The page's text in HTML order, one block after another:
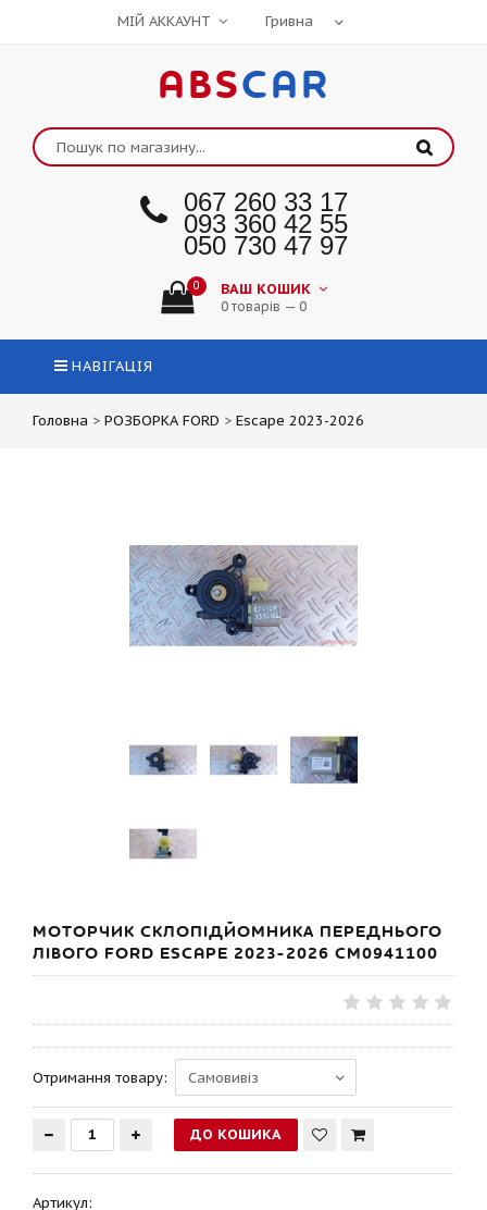
МІЙ АККАУНТ
ABSCAR
067 260 33 17
093 360 42 55
050 730 47 97
0 ВАШ КОШИК
0 товарів — 0
НАВІГАЦІЯ
Головна > РОЗБОРКА FORD > Escape 2023-2026
МОТОРЧИК СКЛОПІДЙОМНИКА ПЕРЕДНЬОГО
ЛІВОГО FORD ESCAPE 2023-2026 CM0941100
Отримання товару:
Артикул: